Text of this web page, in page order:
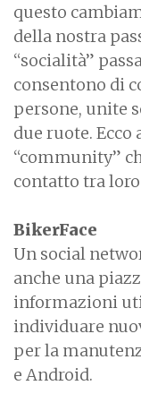
questo
della nostra
“socialità”
consentono di
persone, unite
due ruote.
“community”
contatto tra
BikerFace
Un social
anche una
informazioni
individuare
per la
e Android.